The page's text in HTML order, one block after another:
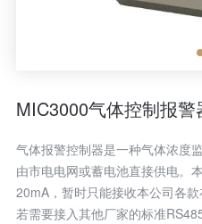
MIC3000气体控制报警
气体报警控制器是一种气体浓度
由市电电网或蓄电池直接供电。
20mA，暂时只能接收本公司各
若需要接入其他厂家的标准